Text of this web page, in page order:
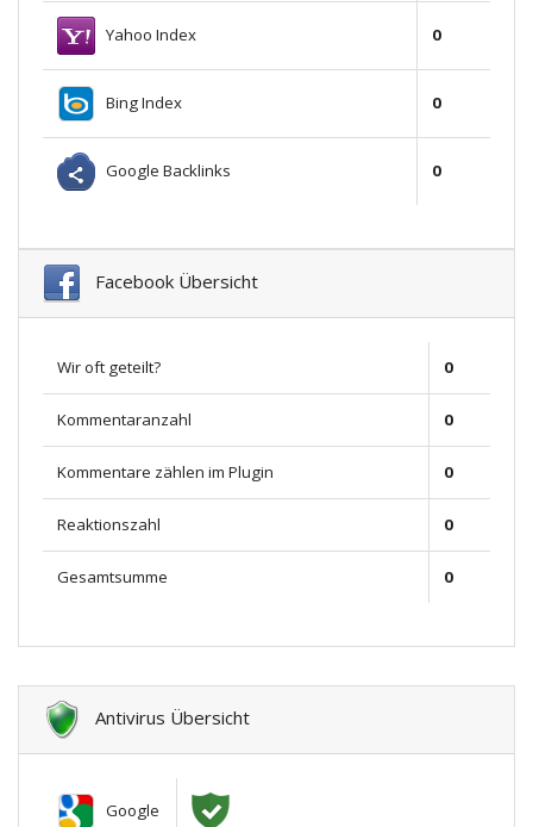
Yahoo Index 0
Bing Index 0
Google Backlinks 0
Facebook Übersicht
Wir oft geteilt? 0
Kommentaranzahl 0
Kommentare zählen im Plugin 0
Reaktionszahl 0
Gesamtsumme 0
Antivirus Übersicht
Google